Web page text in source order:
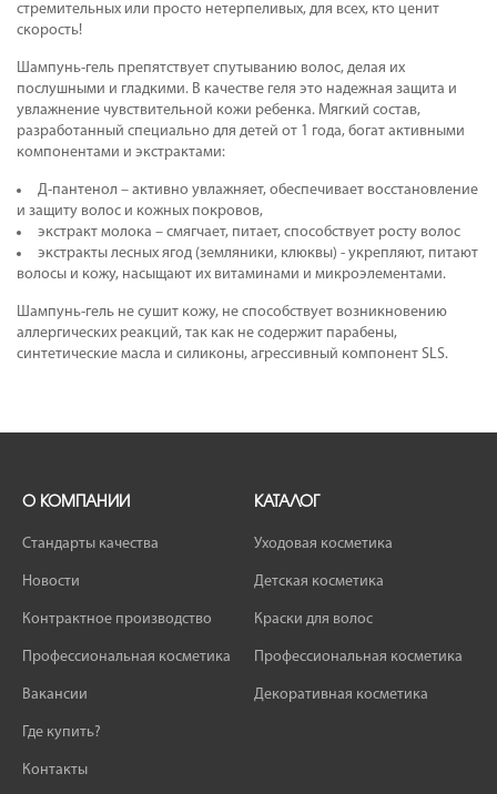
стремительных или просто нетерпеливых, для всех, кто ценит
скорость!
Шампунь-гель препятствует спутыванию волос, делая их
послушными и гладкими. В качестве геля это надежная защита и
увлажнение чувствительной кожи ребенка. Мягкий состав,
разработанный специально для детей от 1 года, богат активными
компонентами и экстрактами:
Д-пантенол – активно увлажняет, обеспечивает восстановление
и защиту волос и кожных покровов,
экстракт молока – смягчает, питает, способствует росту волос
экстракты лесных ягод (земляники, клюквы) - укрепляют, питают
волосы и кожу, насыщают их витаминами и микроэлементами.
Шампунь-гель не сушит кожу, не способствует возникновению
аллергических реакций, так как не содержит парабены,
синтетические масла и силиконы, агрессивный компонент SLS.
О КОМПАНИИ
Стандарты качества
Новости
Контрактное производство
Профессиональная косметика
Вакансии
Где купить?
Контакты
КАТАЛОГ
Уходовая косметика
Детская косметика
Краски для волос
Профессиональная косметика
Декоративная косметика